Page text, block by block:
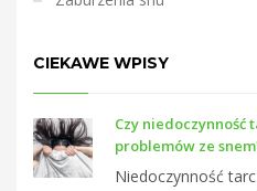
CIEKAWE WPISY
Czy niedoczynność
problemów ze
Niedoczynność